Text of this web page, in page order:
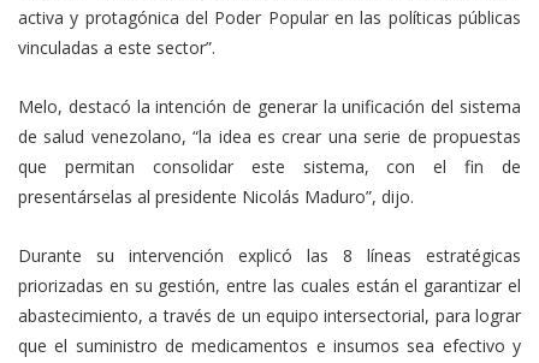
activa y protagónica del Poder Popular en las políticas públicas
vinculadas a este sector”.
Melo, destacó la intención de generar la unificación del sistema
de salud venezolano, “la idea es crear una serie de propuestas
que permitan consolidar este sistema, con el fin de
presentárselas al presidente Nicolás Maduro”, dijo.
Durante su intervención explicó las 8 líneas estratégicas
priorizadas en su gestión, entre las cuales están el garantizar el
abastecimiento, a través de un equipo intersectorial, para lograr
que el suministro de medicamentos e insumos sea efectivo y